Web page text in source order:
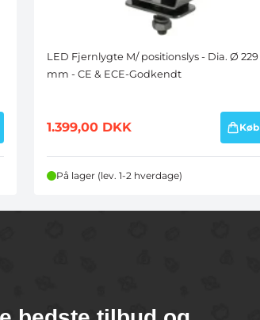
LED Fjernlygte M/ positionslys - Dia. Ø 229
mm - CE & ECE-Godkendt
1.399,00 DKK Køb
På lager (lev. 1-2 hverdage)